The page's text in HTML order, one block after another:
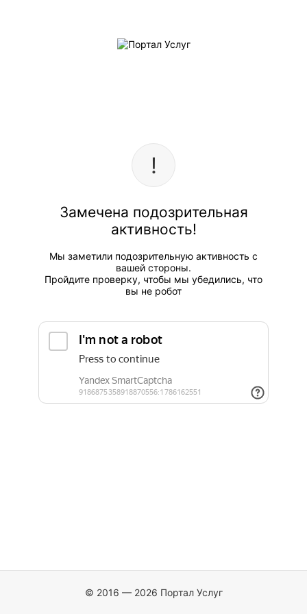
Замечена подозрительная
активность!
Мы заметили подозрительную активность с
вашей стороны.
Пройдите проверку, чтобы мы убедились, что
вы не робот
© 2016 — 2026 Портал Услуг